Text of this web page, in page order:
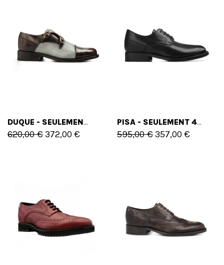
DUQUE - SEULEMENT 41 EU - 8 US
620,00 €372,00 €
PISA - SEULEMENT 40/43 EU
595,00 €357,00 €